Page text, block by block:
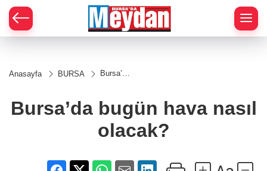
Anasayfa BURSA
Bursa’da
nasıl
olacak?
Bursa’da bugün hava nasıl
olacak?